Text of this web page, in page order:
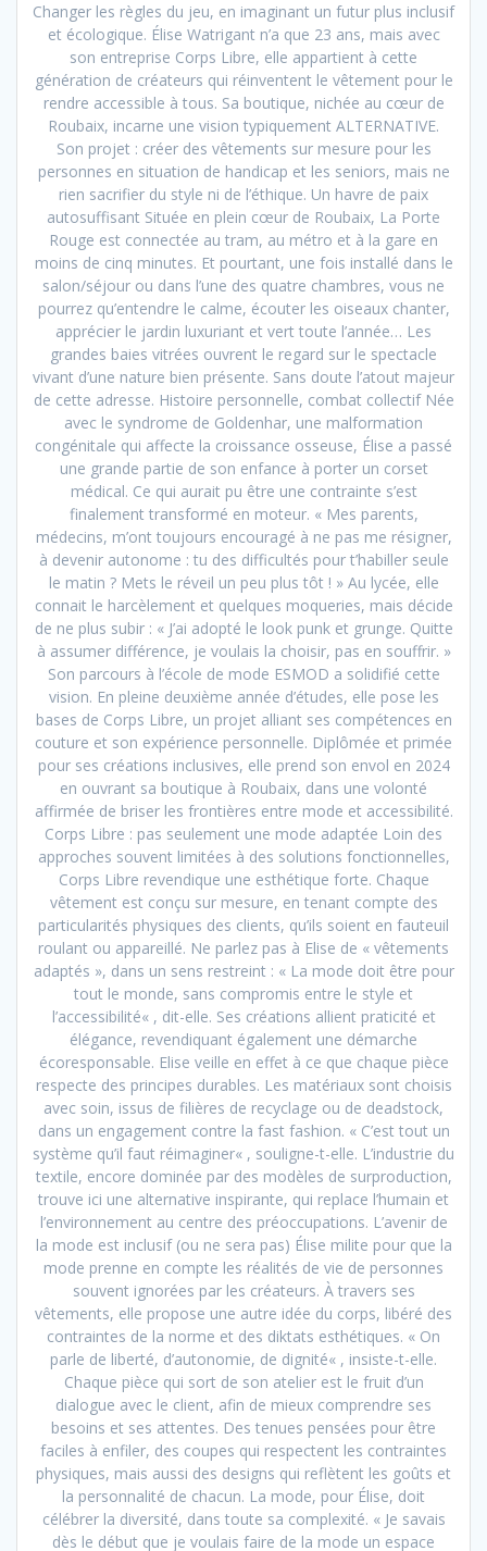
Changer les règles du jeu, en imaginant un futur plus inclusif
et écologique. Élise Watrigant n’a que 23 ans, mais avec
son entreprise Corps Libre, elle appartient à cette
génération de créateurs qui réinventent le vêtement pour le
rendre accessible à tous. Sa boutique, nichée au cœur de
Roubaix, incarne une vision typiquement ALTERNATIVE.
Son projet : créer des vêtements sur mesure pour les
personnes en situation de handicap et les seniors, mais ne
rien sacrifier du style ni de l’éthique. Un havre de paix
autosuffisant Située en plein cœur de Roubaix, La Porte
Rouge est connectée au tram, au métro et à la gare en
moins de cinq minutes. Et pourtant, une fois installé dans le
salon/séjour ou dans l’une des quatre chambres, vous ne
pourrez qu’entendre le calme, écouter les oiseaux chanter,
apprécier le jardin luxuriant et vert toute l’année… Les
grandes baies vitrées ouvrent le regard sur le spectacle
vivant d’une nature bien présente. Sans doute l’atout majeur
de cette adresse. Histoire personnelle, combat collectif Née
avec le syndrome de Goldenhar, une malformation
congénitale qui affecte la croissance osseuse, Élise a passé
une grande partie de son enfance à porter un corset
médical. Ce qui aurait pu être une contrainte s’est
finalement transformé en moteur. « Mes parents,
médecins, m’ont toujours encouragé à ne pas me résigner,
à devenir autonome : tu des difficultés pour t’habiller seule
le matin ? Mets le réveil un peu plus tôt ! » Au lycée, elle
connait le harcèlement et quelques moqueries, mais décide
de ne plus subir : « J’ai adopté le look punk et grunge. Quitte
à assumer différence, je voulais la choisir, pas en souffrir. »
Son parcours à l’école de mode ESMOD a solidifié cette
vision. En pleine deuxième année d’études, elle pose les
bases de Corps Libre, un projet alliant ses compétences en
couture et son expérience personnelle. Diplômée et primée
pour ses créations inclusives, elle prend son envol en 2024
en ouvrant sa boutique à Roubaix, dans une volonté
affirmée de briser les frontières entre mode et accessibilité.
Corps Libre : pas seulement une mode adaptée Loin des
approches souvent limitées à des solutions fonctionnelles,
Corps Libre revendique une esthétique forte. Chaque
vêtement est conçu sur mesure, en tenant compte des
particularités physiques des clients, qu’ils soient en fauteuil
roulant ou appareillé. Ne parlez pas à Elise de « vêtements
adaptés », dans un sens restreint : « La mode doit être pour
tout le monde, sans compromis entre le style et
l’accessibilité« , dit-elle. Ses créations allient praticité et
élégance, revendiquant également une démarche
écoresponsable. Elise veille en effet à ce que chaque pièce
respecte des principes durables. Les matériaux sont choisis
avec soin, issus de filières de recyclage ou de deadstock,
dans un engagement contre la fast fashion. « C’est tout un
système qu’il faut réimaginer« , souligne-t-elle. L’industrie du
textile, encore dominée par des modèles de surproduction,
trouve ici une alternative inspirante, qui replace l’humain et
l’environnement au centre des préoccupations. L’avenir de
la mode est inclusif (ou ne sera pas) Élise milite pour que la
mode prenne en compte les réalités de vie de personnes
souvent ignorées par les créateurs. À travers ses
vêtements, elle propose une autre idée du corps, libéré des
contraintes de la norme et des diktats esthétiques. « On
parle de liberté, d’autonomie, de dignité« , insiste-t-elle.
Chaque pièce qui sort de son atelier est le fruit d’un
dialogue avec le client, afin de mieux comprendre ses
besoins et ses attentes. Des tenues pensées pour être
faciles à enfiler, des coupes qui respectent les contraintes
physiques, mais aussi des designs qui reflètent les goûts et
la personnalité de chacun. La mode, pour Élise, doit
célébrer la diversité, dans toute sa complexité. « Je savais
dès le début que je voulais faire de la mode un espace